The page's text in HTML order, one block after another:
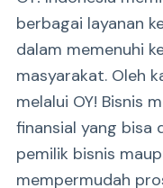
berbagai layanan
dalam memenuhi
masyarakat. Oleh
melalui OY! Bisnis
finansial yang bisa
pemilik bisnis
mempermudah